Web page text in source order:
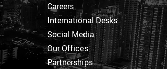
Careers
International Desks
Social Media
Our Offices
Partnerships